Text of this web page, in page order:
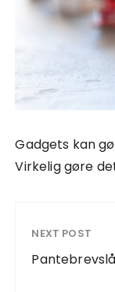
Gadgets kan
Virkelig gøre
NEXT POST